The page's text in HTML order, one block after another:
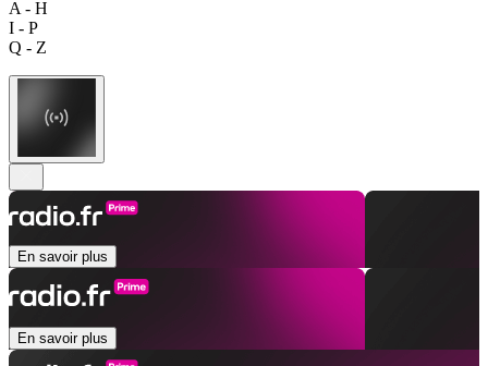
A - H
I - P
Q - Z
En savoir plus
En savoir plus